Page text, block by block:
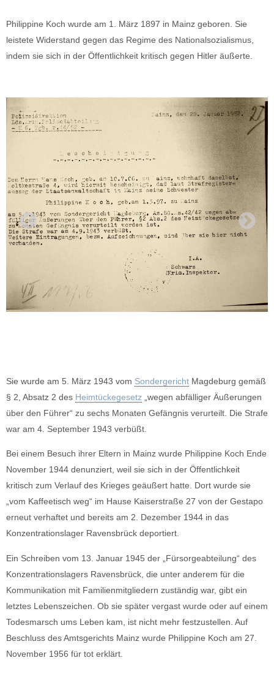
Philippine Koch wurde am 1. März 1897 in Mainz geboren. Sie
leistete Widerstand gegen das Regime des Nationalsozialismus,
indem sie sich in der Öffentlichkeit kritisch gegen Hitler äußerte.
Sie wurde am 5. März 1943 vom Sondergericht Magdeburg gemäß
§ 2, Absatz 2 des Heimtückegesetz „wegen abfälliger Äußerungen
über den Führer“ zu sechs Monaten Gefängnis verurteilt. Die Strafe
war am 4. September 1943 verbüßt.
Bei einem Besuch ihrer Eltern in Mainz wurde Philippine Koch Ende
November 1944 denunziert, weil sie sich in der Öffentlichkeit
kritisch zum Verlauf des Krieges geäußert hatte. Dort wurde sie
„vom Kaffeetisch weg“ im Hause Kaiserstraße 27 von der Gestapo
erneut verhaftet und bereits am 2. Dezember 1944 in das
Konzentrationslager Ravensbrück deportiert.
Ein Schreiben vom 13. Januar 1945 der „Fürsorgeabteilung“ des
Konzentrationslagers Ravensbrück, die unter anderem für die
Kommunikation mit Familienmitgliedern zuständig war, gibt ein
letztes Lebenszeichen. Ob sie später vergast wurde oder auf einem
Todesmarsch ums Leben kam, ist nicht mehr festzustellen. Auf
Beschluss des Amtsgerichts Mainz wurde Philippine Koch am 27.
November 1956 für tot erklärt.